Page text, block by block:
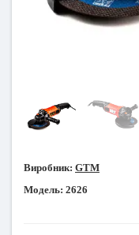
Виробник: GTM
Модель: 2626